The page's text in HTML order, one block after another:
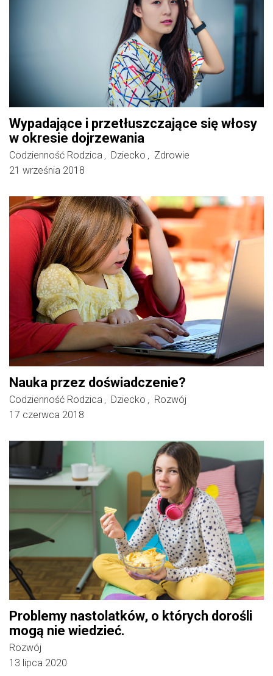
Wypadające i przetłuszczające się włosy
w okresie dojrzewania
Codzienność Rodzica , Dziecko ,
Zdrowie
21 września 2018
Nauka przez doświadczenie?
Codzienność Rodzica Dziecko
Rozwój
17 czerwca 2018
Problemy nastolatków, o których dorośli
mogą nie wiedzieć.
Rozwój
13 lipca 2020